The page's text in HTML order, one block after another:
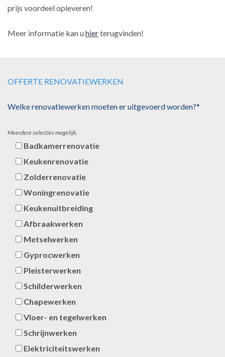
prijs voordeel opleveren!
Meer informatie kan uhierterugvinden!
OFFERTE RENOVATIEWERKEN
Welke renovatiewerken moeten er uitgevoerd worden?*
Meerdere selecties mogelijk.
Badkamerrenovatie
Keukenrenovatie
Zolderrenovatie
Woningrenovatie
Keukenuitbreiding
Afbraakwerken
Metselwerken
Gyprocwerken
Pleisterwerken
Schilderwerken
Chapewerken
Vloer- en tegelwerken
Schrijnwerken
Elektriciteitswerken